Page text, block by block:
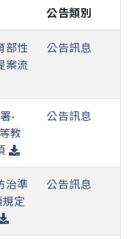
公告類別
部性
案流
公告訊息
-
教
公告訊息
治準
定
公告訊息